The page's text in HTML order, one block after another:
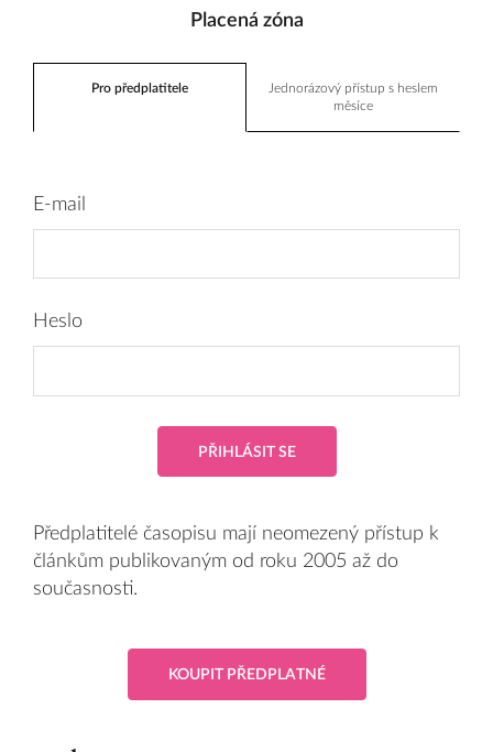
Placená zóna
Pro předplatitele
Jednorázový přístup s heslem
měsíce
E-mail
Heslo
PŘIHLÁSIT SE
Předplatitelé časopisu mají neomezený přístup k
článkům publikovaným od roku 2005 až do
současnosti.
KOUPIT PŘEDPLATNÉ